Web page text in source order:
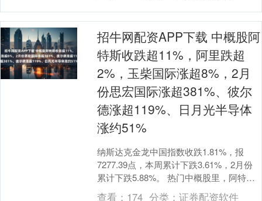
招牛网配资APP下载 中概股阿
特斯收跌超11%，阿里跌超
2%，玉柴国际涨超8%，2月
份思宏国际涨超381%、彼尔
德涨超119%、日月光半导体
涨约51%
纳斯达克金龙中国指数收跌1.81%，报
7277.39点，本周累计下跌3.61%，2月份
累计下跌5.88%。 热门中概股里，阿特斯
太阳能收跌11.18%，世纪互联....
查看： 174 分类： 证券配资软件